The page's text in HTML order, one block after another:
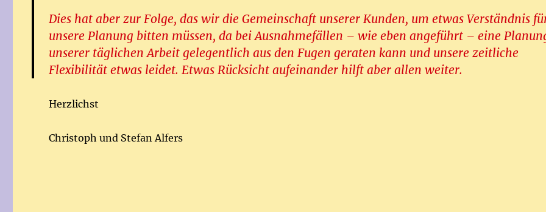
Dies hat aber zur Folge, das wir die Gemeinschaft unserer Kunden, um etwas Verständnis
unsere Planung bitten müssen, da bei Ausnahmefällen – wie eben angeführt – eine
unserer täglichen Arbeit gelegentlich aus den Fugen geraten kann und unsere zeitliche
Flexibilität etwas leidet. Etwas Rücksicht aufeinander hilft aber allen weiter.
Herzlichst
Christoph und Stefan Alfers